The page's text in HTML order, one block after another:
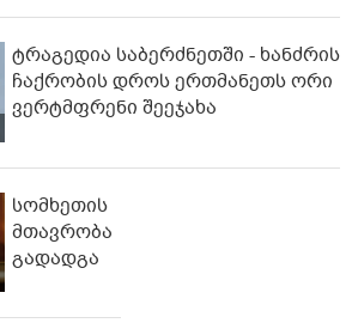
ტრაგედია საბერძნეთში - ხანძრის
ჩაქრობის დროს ერთმანეთს ორი
ვერტმფრენი შეეჯახა
სომხეთის
მთავრობა
გადადგა